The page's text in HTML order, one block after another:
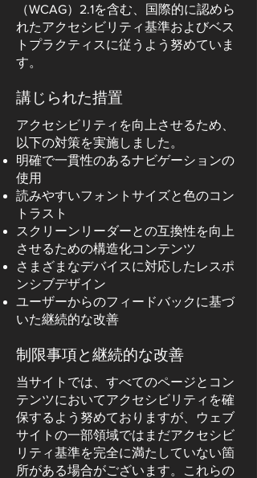
（WCAG）2.1を含む、国際的に認めら
れたアクセシビリティ基準およびベス
トプラクティスに従うよう努めていま
す。
講じられた措置
アクセシビリティを向上させるため、
以下の対策を実施しました。
明確で一貫性のあるナビゲーションの
使用
読みやすいフォントサイズと色のコン
トラスト
スクリーンリーダーとの互換性を向上
させるための構造化コンテンツ
さまざまなデバイスに対応したレスポ
ンシブデザイン
ユーザーからのフィードバックに基づ
いた継続的な改善
制限事項と継続的な改善
当サイトでは、すべてのページとコン
テンツにおいてアクセシビリティを確
保するよう努めておりますが、ウェブ
サイトの一部領域ではまだアクセシビ
リティ基準を完全に満たしていない箇
所がある場合がございます。これらの